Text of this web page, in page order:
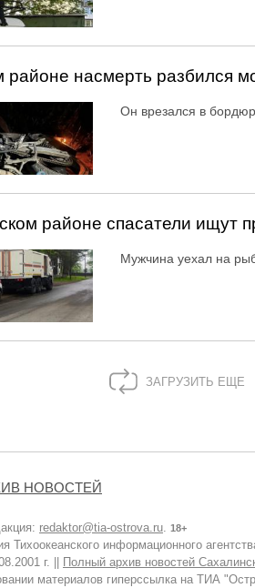
районе насмерть разбился
Он врезался в
районе спасатели ищут
Мужчина уехал на
ЗАГРУЗИТЬ ЕЩЕ
НОВОСТЕЙ
redaktor@tia-ostrova.ru. 18+
Тихоокеанского информационного
г. ||
Полный архив новостей
материалов гиперссылка на ТИА